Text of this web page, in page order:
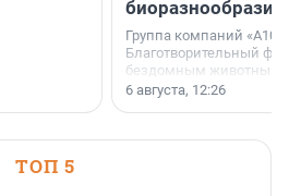
биоразнообразия
Группа компаний
Благотворительный
бездомным животным
заключили соглашение
6 августа, 12:26
ТОП 5